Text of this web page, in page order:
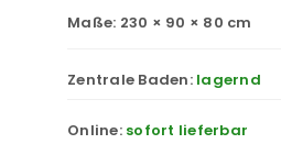
Maße: 230 × 90 × 80 cm
Zentrale Baden: lagernd
Online: sofort lieferbar